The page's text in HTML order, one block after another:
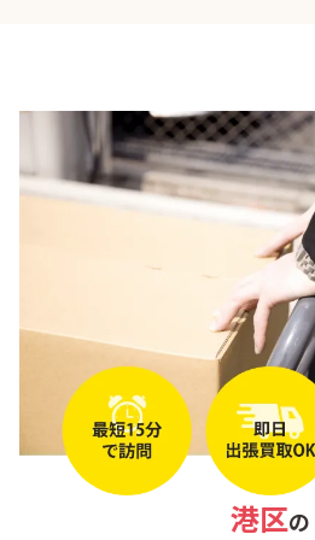
台場
田町
乃木坂
三田
六本木
港区の